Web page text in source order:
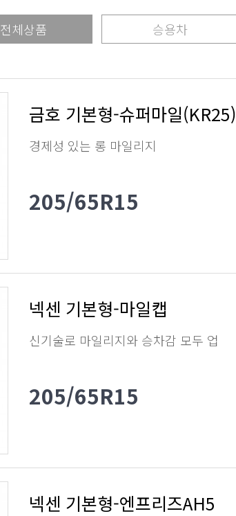
전체상품 승용차
금호 기본형-슈퍼마일(KR25)
경제성 있는 롱 마일리지
205/65R15
넥센 기본형-마일캡
신기술로 마일리지와 승차감 모두 업
205/65R15
넥센 기본형-엔프리즈AH5